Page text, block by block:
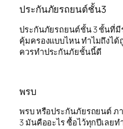
ประกันภัยรถยนต์ชั้น3
ประกันภัยรถยนต์ชั้น 3 ชั้นที่
คุ้มครองแบบไหน ทำไมถึงไ
ควรทำประกันภัยชั้นนี้ดี
พรบ
พรบ หรือประกันภัยรถยนต์ ภ
3 มันคืออะไร ซื้อไว้ทุกปีเลยท